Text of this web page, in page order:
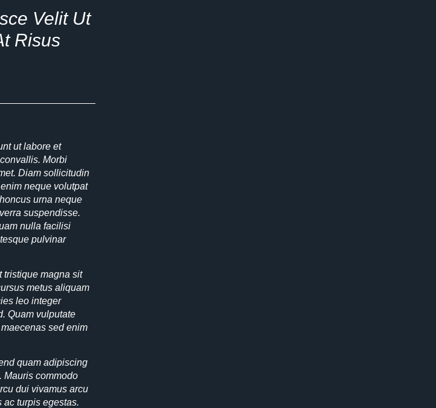
Velit Ut
Risus
ut labore et
Morbi
Diam sollicitudin
neque volutpat
urna neque
suspendisse.
nulla facilisi
pulvinar
tristique magna sit
metus aliquam
leo integer
Quam vulputate
sed enim
quam adipiscing
Mauris commodo
dui vivamus arcu
ac turpis egestas.